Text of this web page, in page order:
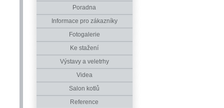
Poradna
Informace pro zákazníky
Fotogalerie
Ke stažení
Výstavy a veletrhy
Videa
Salon kotlů
Reference